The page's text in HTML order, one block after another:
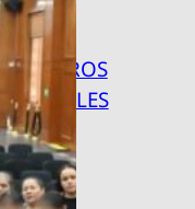
LUPA
ROSTROS
ANIMALES